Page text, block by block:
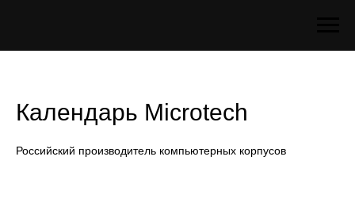
Календарь Microtech
Российский производитель компьютерных корпусов